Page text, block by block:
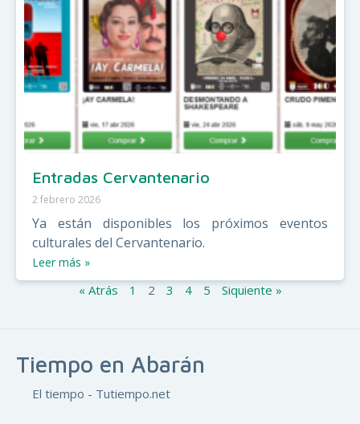
Tiempo en Abarán
El tiempo - Tutiempo.net
Entradas Cervantenario
2 febrero 2026
Ya están disponibles los próximos eventos
culturales del Cervantenario.
Leer más »
« Atrás 1 2 3 4 5 Siquiente »